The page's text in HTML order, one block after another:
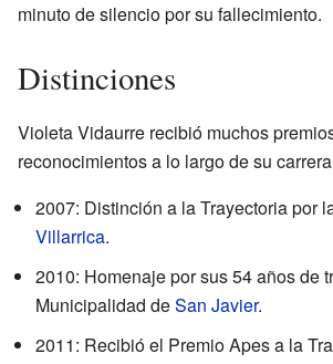
minuto de silencio por su fallecimiento.
Distinciones
Violeta Vidaurre recibió muchos
reconocimientos a lo largo de su
2007: Distinción a la Trayectoria por
Villarrica.
2010: Homenaje por sus 54 años de
Municipalidad deSan Javier.
2011: Recibió el Premio Apes a la